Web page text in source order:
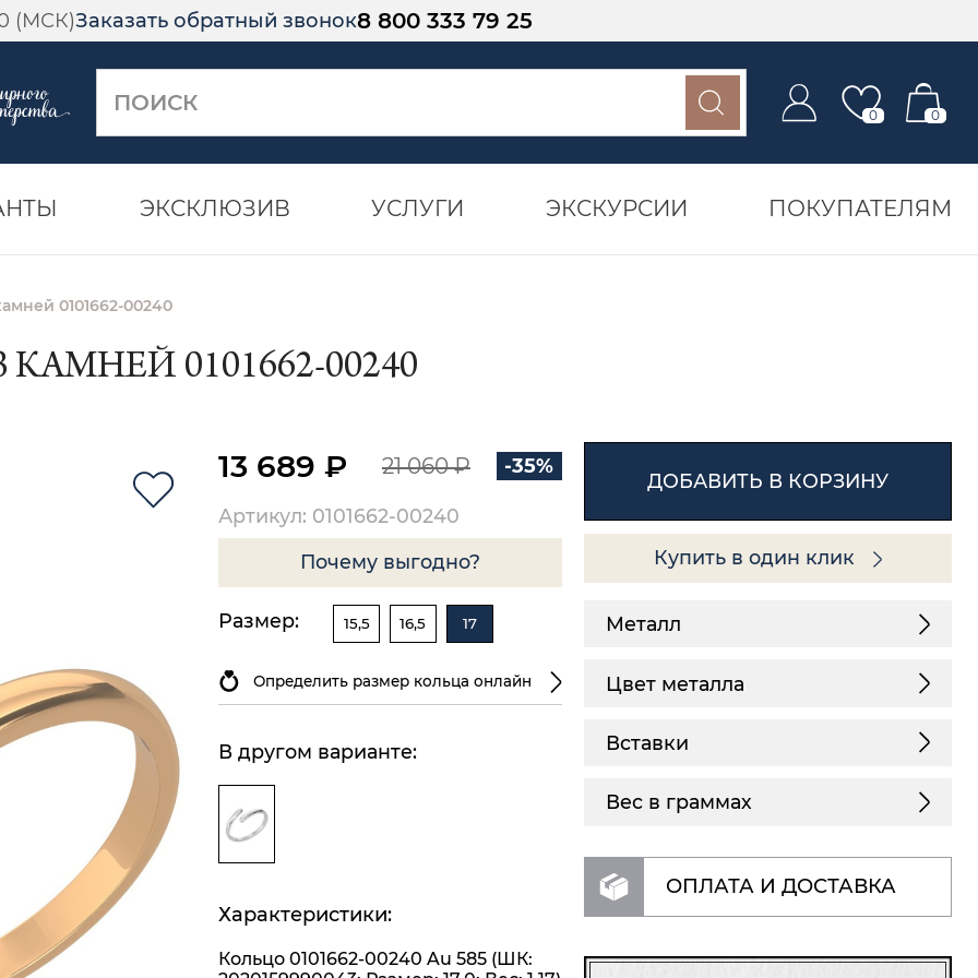
(МСК)Заказать обратный звонок8 800 333 79 25
0 0
ЭКСКЛЮЗИВ УСЛУГИ ЭКСКУРСИИ ПОКУПАТЕЛЯМ
0101662-00240
0101662-00240
13 689 ₽ 21 060 ₽ -35%
Артикул: 0101662-00240
Почему выгодно?
Размер: 15,5 16,5 17
Определить размер кольца онлайн
В другом варианте:
Характеристики:
Кольцо 0101662-00240 Au 585 (ШК:
ДОБАВИТЬ В КОРЗИНУ
Купить в один клик
Металл
Цвет металла
Вставки
Вес в граммах
ОПЛАТА И ДОСТАВКА